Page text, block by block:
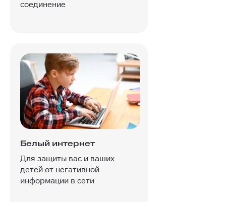
соединение
Белый интернет
Для защиты вас и ваших
детей от негативной
информации в сети